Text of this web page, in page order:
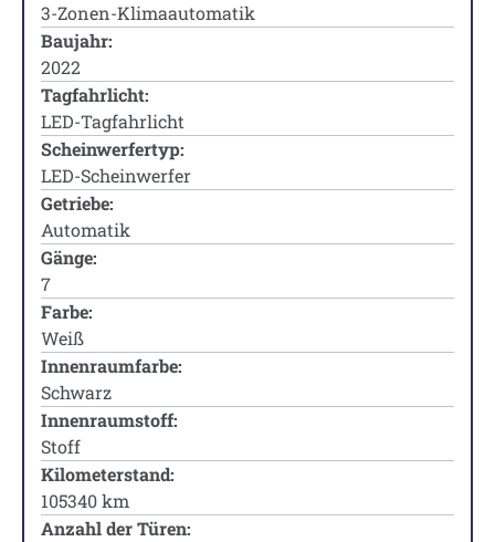
3-Zonen-Klimaautomatik
Baujahr:
2022
Tagfahrlicht:
LED-Tagfahrlicht
Scheinwerfertyp:
LED-Scheinwerfer
Getriebe:
Automatik
Gänge:
7
Farbe:
Weiß
Innenraumfarbe:
Schwarz
Innenraumstoff:
Stoff
Kilometerstand:
105340 km
Anzahl der Türen: